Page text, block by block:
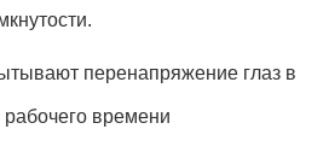
перенапряжение глаз в
рабочего времени